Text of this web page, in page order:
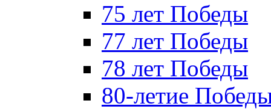
75 лет Победы
77 лет Победы
78 лет Победы
80-летие